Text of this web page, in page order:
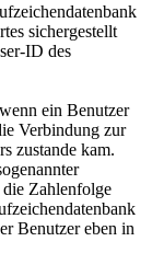
sichergestellt
ID des
ein Benutzer
Verbindung zur
zustande kam.
Zahlenfolge
Benutzer eben in